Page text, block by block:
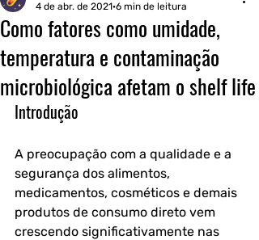
Como fatores como umidade,
temperatura e contaminação
microbiológica afetam o shelf life
4 de abr. de 2021 6 min de leitura
Introdução
A preocupação com a qualidade e a
segurança dos alimentos,
medicamentos, cosméticos e demais
produtos de consumo direto vem
crescendo significativamente nas